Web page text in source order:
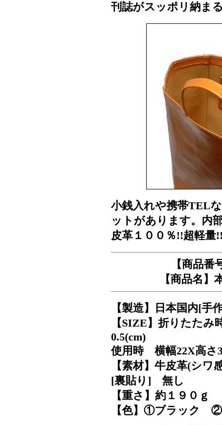
刊誌がスッポリ納ま
小銭入れや携帯TEL
ットがあります。内
皮革１００％!!超軽量
【商品
【商品名
【製造】日本国内[手
【SIZE】折りたた
0.5(cm)
使用時 横幅22X高さ
【素材】牛皮革(シ
[裏貼り] 無し
【重さ】約１９０ｇ
【色】①ブラック